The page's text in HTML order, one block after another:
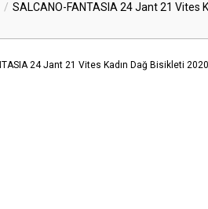
SALCANO-FANTASIA 24 Jant 21 Vites